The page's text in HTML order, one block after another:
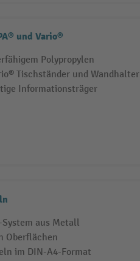
und Vario®
Polypropylen
Tischständer und Wandhalter
Informationsträger
aus Metall
Oberflächen
im DIN-A4-Format